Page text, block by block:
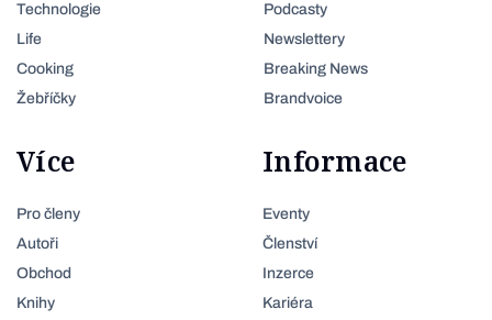
Technologie
Life
Cooking
Žebříčky
Podcasty
Newslettery
Breaking News
Brandvoice
Více
Pro členy
Autoři
Obchod
Knihy
Informace
Eventy
Členství
Inzerce
Kariéra